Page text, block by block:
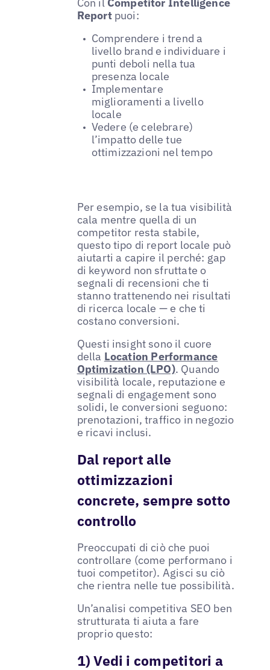
Reportpuoi:
Comprendere i trend a
livello brand e individuare i
punti deboli nella tua
presenza locale
Implementare
miglioramenti a livello
locale
Vedere (e celebrare)
l’impatto delle tue
ottimizzazioni nel tempo
Per esempio, se la tua visibilità
cala mentre quella di un
competitor resta stabile,
questo tipo di report locale può
aiutarti a capire il perché: gap
di keyword non sfruttate o
segnali di recensioni che ti
stanno trattenendo nei risultati
di ricerca locale — e che ti
costano conversioni.
Questi insight sono il cuore
della Location Performance
Optimization (LPO). Quando
visibilità locale, reputazione e
segnali di engagement sono
solidi, le conversioni seguono:
prenotazioni, traffico in negozio
e ricavi inclusi.
Dal report alle
ottimizzazioni
concrete, sempre sotto
controllo
Preoccupati di ciò che puoi
controllare (come performano i
tuoi competitor). Agisci su ciò
che rientra nelle tue possibilità.
Un’analisi competitiva SEO ben
strutturata ti aiuta a fare
proprio questo:
1) Vedi i competitori a